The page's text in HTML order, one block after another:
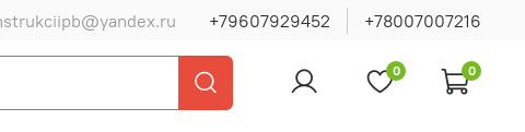
+79607929452 +78007007216
0 0